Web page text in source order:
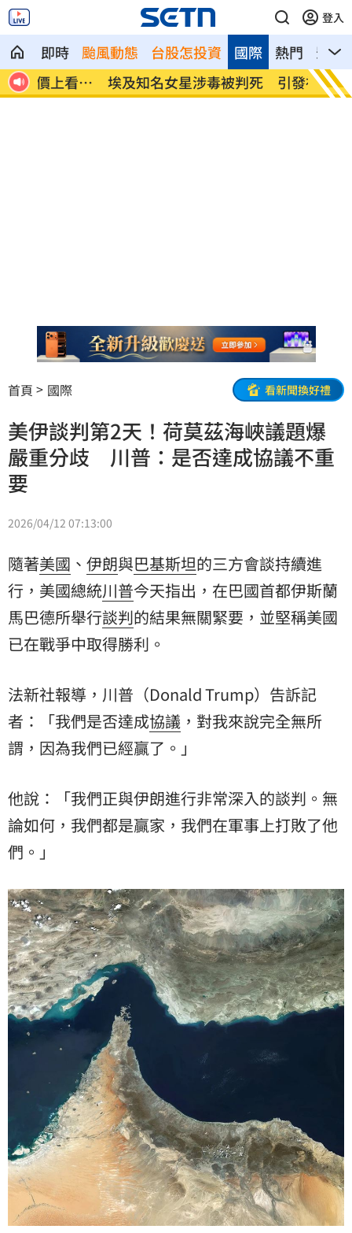
登入
即時 颱風動態 台股怎投資 熱門 影音
國際
埃及知名女星涉毒被判死 引發社會震驚 桃園
首頁 國際 看新聞換好禮
美伊談判第2天！荷莫茲海峽議題爆
嚴重分歧 川普：是否達成協議不重
要
2026/04/12 07:13:00
隨著美國 、 伊朗與巴基斯坦的三方會談持續進
行，美國總統川普今天指出，在巴國首都伊斯蘭
馬巴德所舉行談判的結果無關緊要，並堅稱美國
已在戰爭中取得勝利。
法新社報導，川普（Donald Trump）告訴記
者：「我們是否達成協議 ，對我來說完全無所
謂，因為我們已經贏了。」
他說：「我們正與伊朗進行非常深入的談判。無
論如何，我們都是贏家，我們在軍事上打敗了他
們。」